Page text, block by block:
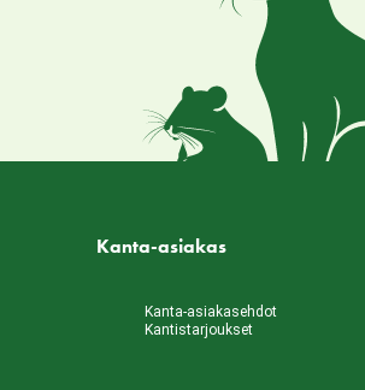
Kanta-asiakas
Kanta-asiakasehdot
Kantistarjoukset